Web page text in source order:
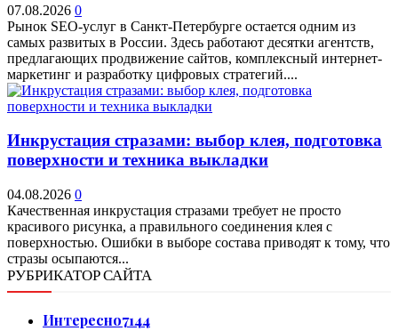
07.08.2026 0
Рынок SEO-услуг в Санкт-Петербурге остается одним из
самых развитых в России. Здесь работают десятки агентств,
предлагающих продвижение сайтов, комплексный интернет-
маркетинг и разработку цифровых стратегий....
Инкрустация стразами: выбор клея, подготовка
поверхности и техника выкладки
04.08.2026 0
Качественная инкрустация стразами требует не просто
красивого рисунка, а правильного соединения клея с
поверхностью. Ошибки в выборе состава приводят к тому, что
стразы осыпаются...
РУБРИКАТОР САЙТА
Интересно7144